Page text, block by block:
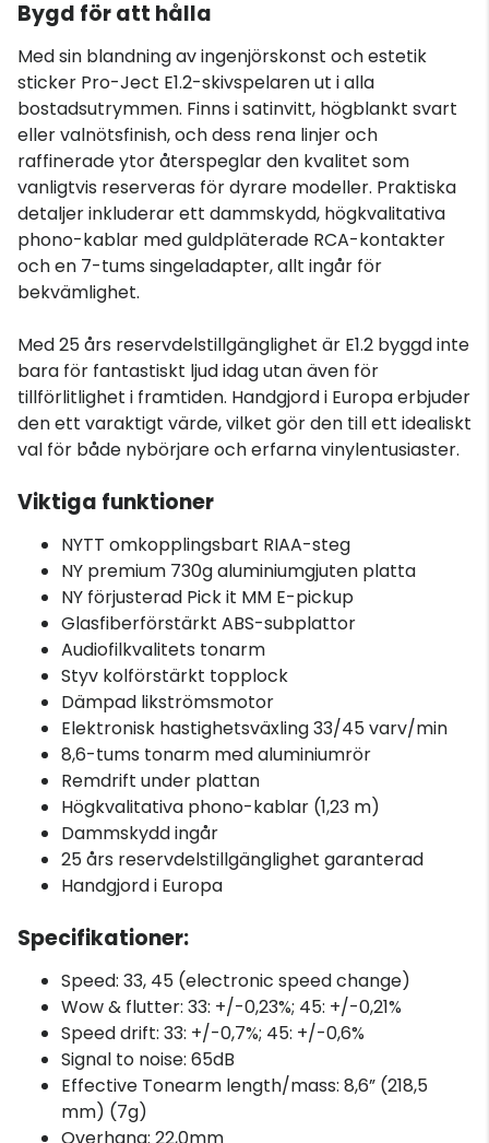
Bygd för att hålla
Med sin blandning av ingenjörskonst och estetik
sticker Pro-Ject E1.2-skivspelaren ut i alla
bostadsutrymmen. Finns i satinvitt, högblankt svart
eller valnötsfinish, och dess rena linjer och
raffinerade ytor återspeglar den kvalitet som
vanligtvis reserveras för dyrare modeller. Praktiska
detaljer inkluderar ett dammskydd, högkvalitativa
phono-kablar med guldpläterade RCA-kontakter
och en 7-tums singeladapter, allt ingår för
bekvämlighet.
Med 25 års reservdelstillgänglighet är E1.2 byggd inte
bara för fantastiskt ljud idag utan även för
tillförlitlighet i framtiden. Handgjord i Europa erbjuder
den ett varaktigt värde, vilket gör den till ett idealiskt
val för både nybörjare och erfarna vinylentusiaster.
Viktiga funktioner
NYTT omkopplingsbart RIAA-steg
NY premium 730g aluminiumgjuten platta
NY förjusterad Pick it MM E-pickup
Glasfiberförstärkt ABS-subplattor
Audiofilkvalitets tonarm
Styv kolförstärkt topplock
Dämpad likströmsmotor
Elektronisk hastighetsväxling 33/45 varv/min
8,6-tums tonarm med aluminiumrör
Remdrift under plattan
Högkvalitativa phono-kablar (1,23 m)
Dammskydd ingår
25 års reservdelstillgänglighet garanterad
Handgjord i Europa
Specifikationer:
Speed: 33, 45 (electronic speed change)
Wow & flutter: 33: +/-0,23%; 45: +/-0,21%
Speed drift: 33: +/-0,7%; 45: +/-0,6%
Signal to noise: 65dB
Effective Tonearm length/mass: 8,6” (218,5
mm) (7g)
Overhang: 22,0mm